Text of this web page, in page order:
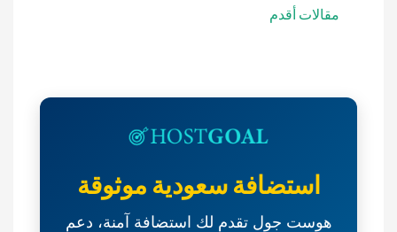
وزارة
والمياه
والزراعة
تصفّح
مقالات أقدم
استضافة سعودية موثوقة
هوست جول تقدم لك استضافة آمنة، دعم